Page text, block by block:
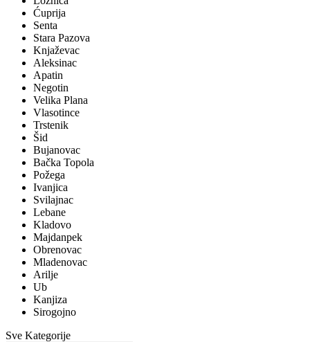
Ćuprija
Senta
Stara Pazova
Knjaževac
Aleksinac
Apatin
Negotin
Velika Plana
Vlasotince
Trstenik
Šid
Bujanovac
Bačka Topola
Požega
Ivanjica
Svilajnac
Lebane
Kladovo
Majdanpek
Obrenovac
Mladenovac
Arilje
Ub
Kanjiza
Sirogojno
Sve Kategorije